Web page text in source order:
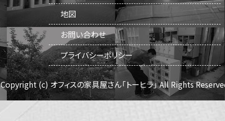
地図
お問い合わせ
プライバシーポリシー
Copyright (c) オフィスの家具屋さん「トーヒラ」All Rights